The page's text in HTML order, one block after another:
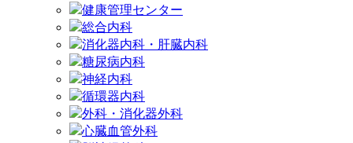
健康管理センター
総合内科
消化器内科・肝臓内科
糖尿病内科
神経内科
循環器内科
外科・消化器外科
心臓血管外科